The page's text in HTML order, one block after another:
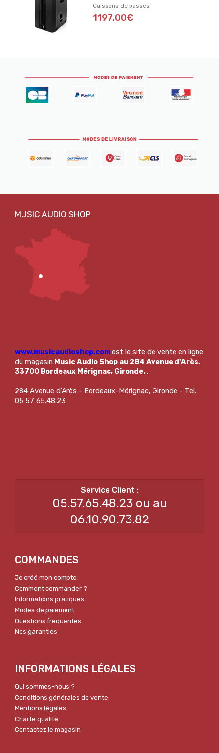
Caissons de basses
1197,00€
www.musicaudioshop.comest le site de vente en ligne
du magasin Music Audio Shop au 284 Avenue d'Arès,
33700 Bordeaux Mérignac, Gironde..
284 Avenue d'Arès - Bordeaux-Mérignac, Gironde - Tel.
05 57 65.48.23
05.57.65.48.23 ou au
06.10.90.73.82
COMMANDES
Je créé mon compte
Comment commander ?
Informations pratiques
Modes de paiement
Questions fréquentes
Nos garanties
INFORMATIONS LÉGALES
Qui sommes-nous ?
Conditions générales de vente
Mentions légales
Charte qualité
Contactez le magasin